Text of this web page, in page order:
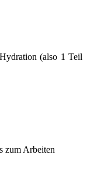
(also 1 Teil
zum Arbeiten